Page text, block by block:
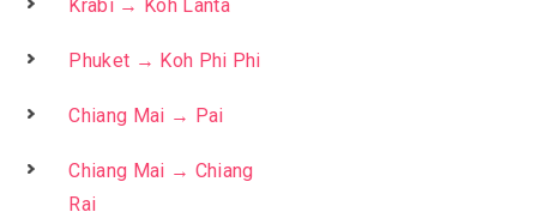
Krabi → Koh Lanta
Phuket → Koh Phi Phi
Chiang Mai → Pai
Chiang Mai → Chiang
Rai